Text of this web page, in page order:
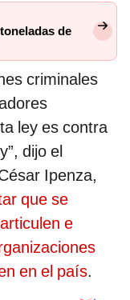
de
criminales
ley es contra
dijo el
Ipenza,
que se
e
en el país.